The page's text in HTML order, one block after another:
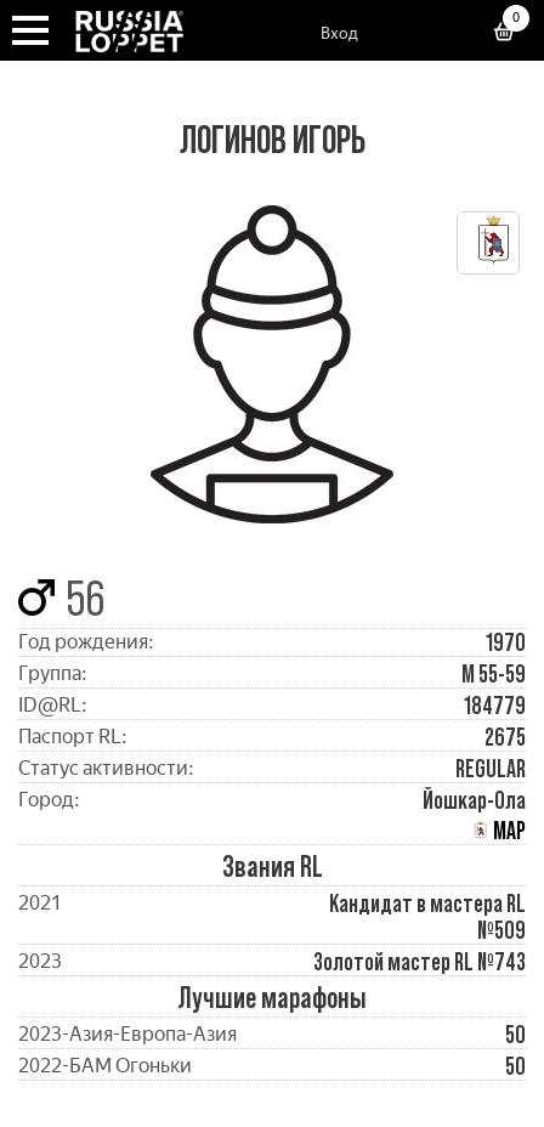
Вход
0
ЛОГИНОВ ИГОРЬ
56
Год рождения: 1970
Группа: М 55-59
ID@RL: 184779
Паспорт RL: 2675
Статус активности: REGULAR
Город:
Йошкар-Ола
МАР
Звания RL
2021
Кандидат в мастера RL
№509
2023 Золотой мастер RL №743
Лучшие марафоны
2023-Азия-Европа-Азия 50
2022-БАМ Огоньки 50